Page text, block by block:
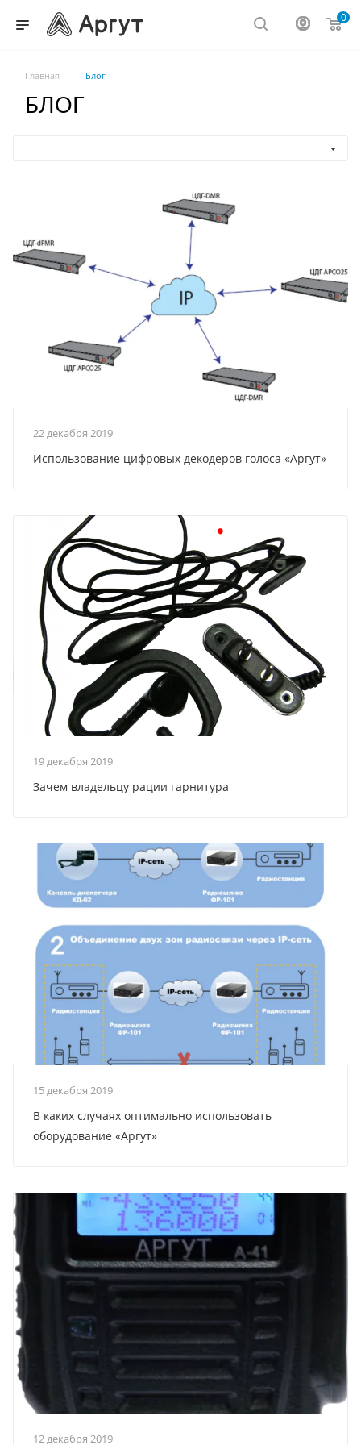
0
Главная — Блог
БЛОГ
22 декабря 2019
Использование цифровых декодеров голоса «Аргут»
19 декабря 2019
Зачем владельцу рации гарнитура
15 декабря 2019
В каких случаях оптимально использовать
оборудование «Аргут»
12 декабря 2019